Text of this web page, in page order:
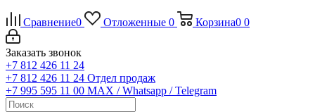
Сравнение0 Отложенные 0 Корзина0 0
Заказать звонок
+7 812 426 11 24
+7 812 426 11 24 Отдел продаж
+7 995 595 11 00 MAX / Whatsapp / Telegram